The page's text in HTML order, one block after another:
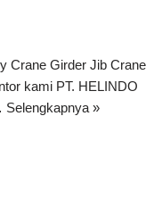
Crane Girder Jib Crane
kami PT. HELINDO
Selengkapnya »